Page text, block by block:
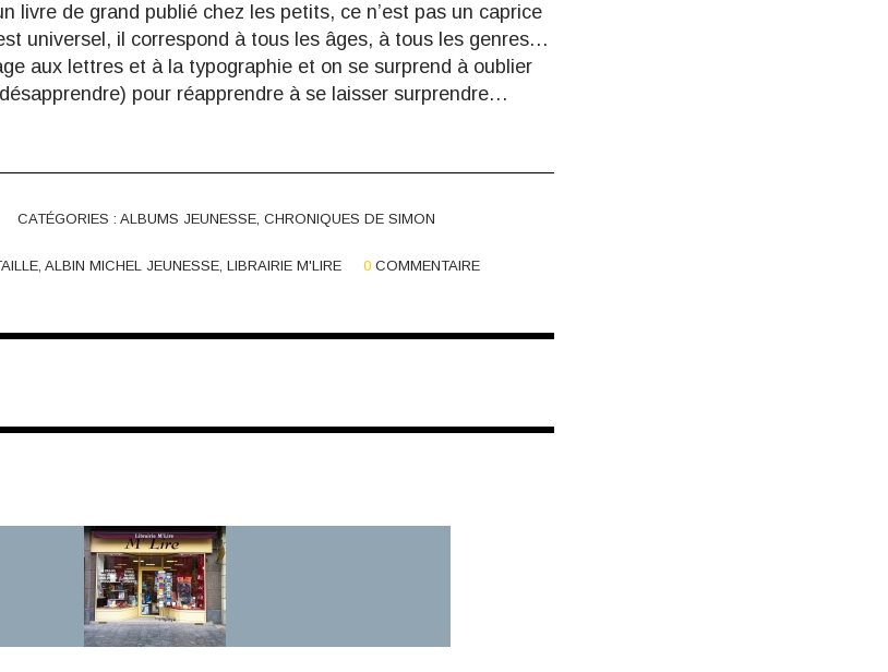
livre de grand publié chez les petits, ce n’est pas un caprice
universel, il correspond à tous les âges, à tous les genres…
aux lettres et à la typographie et on se surprend à oublier
pour réapprendre à se laisser surprendre…
CATÉGORIES : ALBUMS JEUNESSE, CHRONIQUES DE SIMON
, ALBIN MICHEL JEUNESSE, LIBRAIRIE M'LIRE 0 COMMENTAIRE